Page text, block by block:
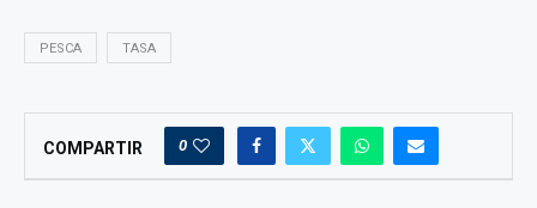
PESCA TASA
COMPARTIR 0